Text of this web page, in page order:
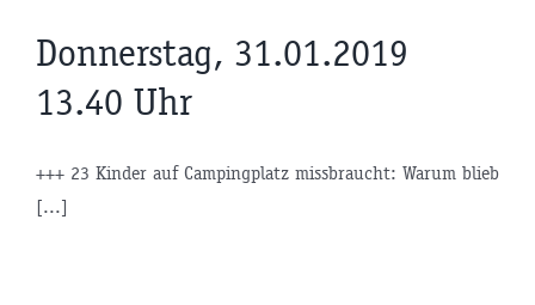
Donnerstag, 31.01.2019
13.40 Uhr
+++ 23 Kinder auf Campingplatz missbraucht: Warum blieb
[...]